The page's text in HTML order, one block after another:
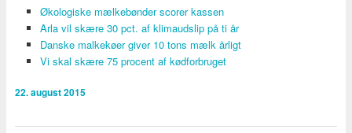
Økologiske mælkebønder scorer kassen
Arla vil skære 30 pct. af klimaudslip på ti år
Danske malkekøer giver 10 tons mælk årligt
Vi skal skære 75 procent af kødforbruget
22. august 2015